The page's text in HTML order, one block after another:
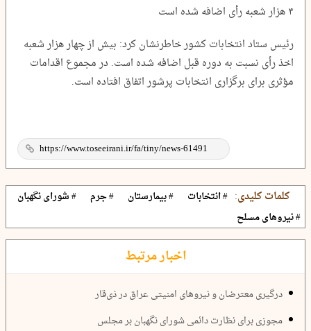
۴ هزار شعبه رأی اضافه شده است
رئیس ستاد انتخابات کشور خاطرنشان کرد: بیش از چهار هزار شعبه
اخذ رأی نسبت به دوره قبل اضافه شده است. در مجموع اقدامات
مؤثری برای برگزاری انتخابات پرشور اتفاق افتاده است.
کلمات کلیدی: # انتخابات # بیمارستان # جرم
# شورای نگهبان
# نیروهای مسلح
اخبار مرتبط
درگیری معترضان و نیروهای امنیتی عراق در ذی‌قار
مجوزی برای نظارت دائمی شورای نگهبان بر مجلس